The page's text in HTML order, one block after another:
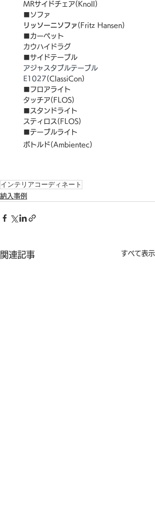
MRサイドチェア(Knoll)
■ソファ
リッソーニソファ (Fritz Hansen)
■カーペット
カウハイドラグ
■サイドテーブル
アジャスタブルテーブル
E1027(ClassiCon)
■フロアライト
タッチア(FLOS)
■スタンドライト
スティロス(FLOS)
■テーブルライト
ボトルド(Ambientec)
インテリアコーディネート
納入事例
関連記事 すべて表示